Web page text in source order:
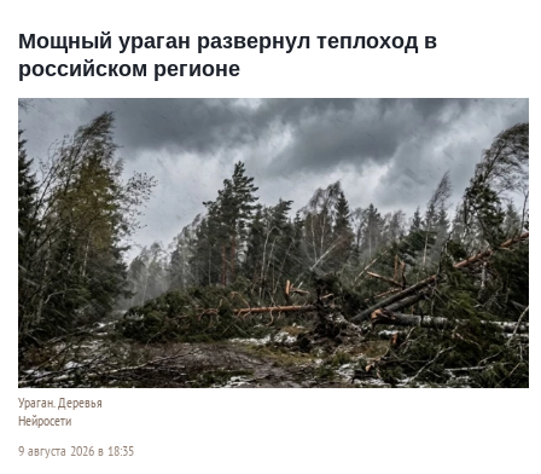
Мощный ураган развернул теплоход в
российском регионе
Ураган. Деревья
Нейросети
9 августа 2026 в 18:35